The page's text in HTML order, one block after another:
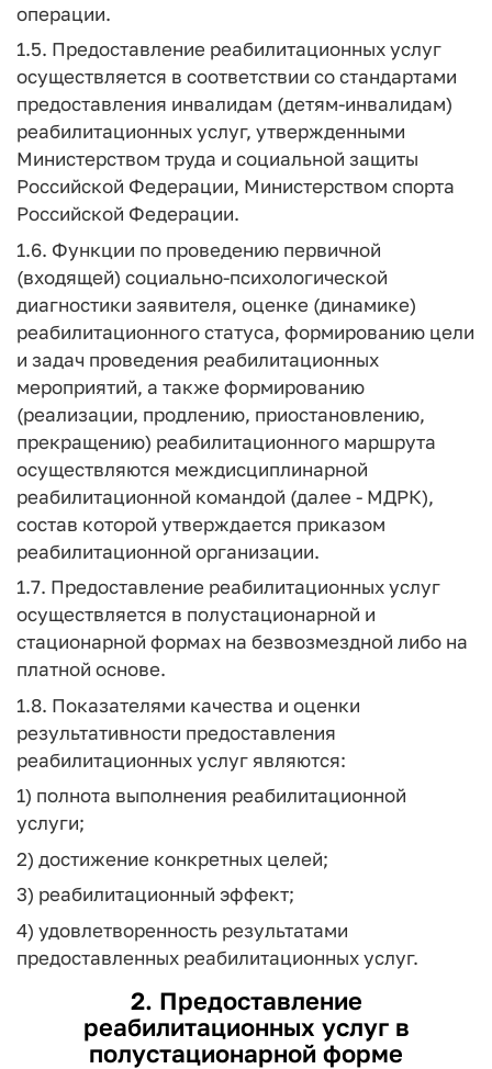
операции.
1.5. Предоставление реабилитационных услуг
осуществляется в соответствии со стандартами
предоставления инвалидам (детям-инвалидам)
реабилитационных услуг, утвержденными
Министерством труда и социальной защиты
Российской Федерации, Министерством спорта
Российской Федерации.
1.6. Функции по проведению первичной
(входящей) социально-психологической
диагностики заявителя, оценке (динамике)
реабилитационного статуса, формированию цели
и задач проведения реабилитационных
мероприятий, а также формированию
(реализации, продлению, приостановлению,
прекращению) реабилитационного маршрута
осуществляются междисциплинарной
реабилитационной командой (далее - МДРК),
состав которой утверждается приказом
реабилитационной организации.
1.7. Предоставление реабилитационных услуг
осуществляется в полустационарной и
стационарной формах на безвозмездной либо на
платной основе.
1.8. Показателями качества и оценки
результативности предоставления
реабилитационных услуг являются:
1) полнота выполнения реабилитационной
услуги;
2) достижение конкретных целей;
3) реабилитационный эффект;
4) удовлетворенность результатами
предоставленных реабилитационных услуг.
2. Предоставление
реабилитационных услуг в
полустационарной форме